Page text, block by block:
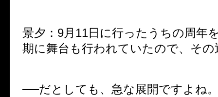
景夕：9月11日に行ったうちの周年
期に舞台も行われていたので、そ
──だとしても、急な展開ですよね